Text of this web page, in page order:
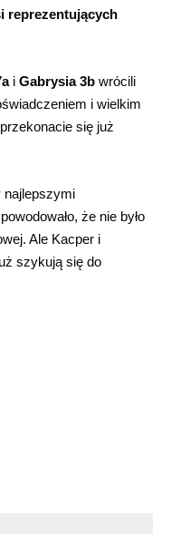
reprezentujących
i Gabrysia 3b wrócili
i wielkim
się już
najlepszymi
że nie było
Ale Kacper i
szykują się do